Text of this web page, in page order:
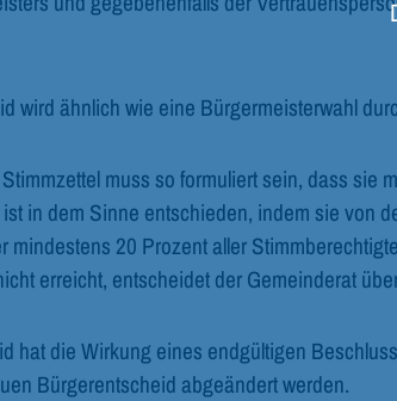
wird ähnlich wie eine Bürgermeisterwahl
muss so formuliert sein, dass sie
in dem Sinne entschieden, indem sie von
mindestens 20 Prozent aller
erreicht, entscheidet der Gemeinderat
hat die Wirkung eines endgültigen
Bürgerentscheid abgeändert werden.